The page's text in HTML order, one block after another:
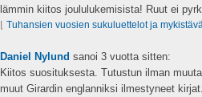
lämmin kiitos joululukemisista! Ruut ei
⌊ Tuhansien vuosien sukuluettelot ja
Daniel Nylund sanoi 3 vuotta sitten:
Kiitos suosituksesta. Tutustun ilman
muut Girardin englanniksi ilmestyneet